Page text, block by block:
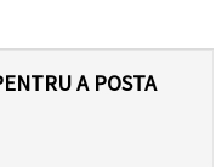
A POSTA